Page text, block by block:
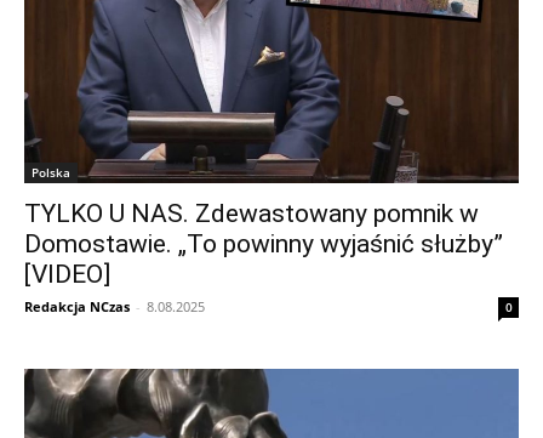
Polska
TYLKO U NAS. Zdewastowany pomnik w
Domostawie. „To powinny wyjaśnić służby”
[VIDEO]
Redakcja NCzas - 8.08.2025 0